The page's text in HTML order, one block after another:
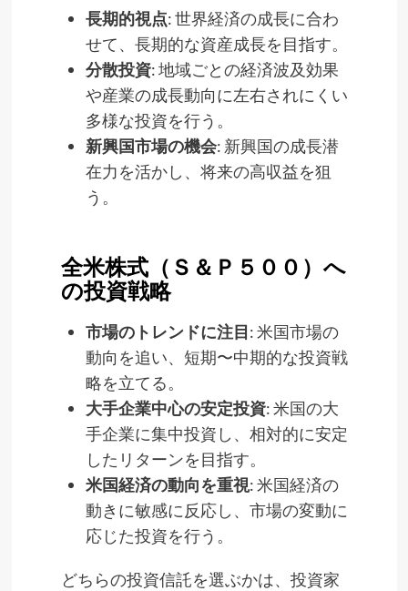
長期的視点: 世界経済の成長に合わ
せて、長期的な資産成長を目指す。
分散投資: 地域ごとの経済波及効果
や産業の成長動向に左右されにくい
多様な投資を行う。
新興国市場の機会: 新興国の成長潜
在力を活かし、将来の高収益を狙
う。
全米株式（Ｓ＆Ｐ５００）へ
の投資戦略
市場のトレンドに注目: 米国市場の
動向を追い、短期〜中期的な投資戦
略を立てる。
大手企業中心の安定投資: 米国の大
手企業に集中投資し、相対的に安定
したリターンを目指す。
米国経済の動向を重視: 米国経済の
動きに敏感に反応し、市場の変動に
応じた投資を行う。
どちらの投資信託を選ぶかは、投資家